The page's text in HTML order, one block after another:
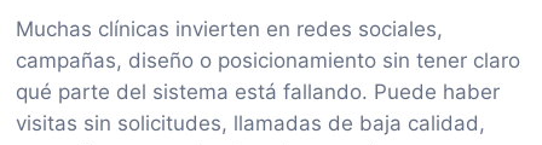
Muchas clínicas invierten en redes sociales,
campañas, diseño o posicionamiento sin tener claro
qué parte del sistema está fallando. Puede haber
visitas sin solicitudes, llamadas de baja calidad,